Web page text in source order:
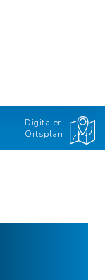
Digitaler
Ortsplan